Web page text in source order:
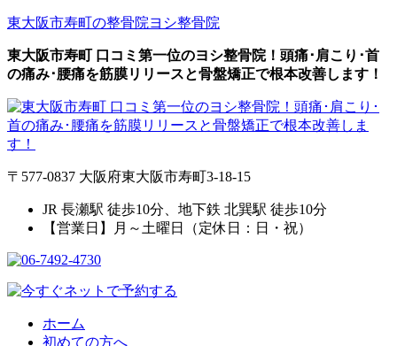
東大阪市寿町の整骨院ヨシ整骨院
東大阪市寿町 口コミ第一位のヨシ整骨院！頭痛･肩こり･首
の痛み･腰痛を筋膜リリースと骨盤矯正で根本改善します！
〒577-0837 大阪府東大阪市寿町3-18-15
JR 長瀬駅 徒歩10分、地下鉄 北巽駅 徒歩10分
【営業日】月～土曜日（定休日：日・祝）
ホーム
初めての方へ